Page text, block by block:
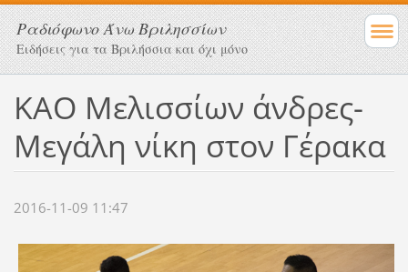
Ραδιόφωνο Άνω Βριλησσίων
Ειδήσεις για τα Βριλήσσια και όχι μόνο
ΚΑΟ Μελισσίων άνδρες-
Μεγάλη νίκη στον Γέρακα
2016-11-09 11:47